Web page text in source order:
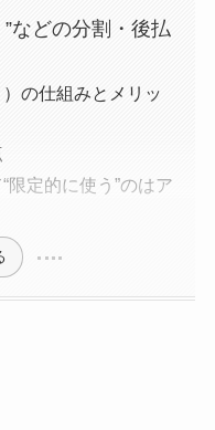
などの分割・後払
の仕組みとメリッ
限定的に使う”のはア